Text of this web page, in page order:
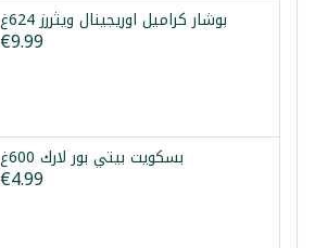
بوشار كراميل اوريجينال ويثررز 624غ
€9.99
بسكويت بيتي بور لارك 600غ
€4.99